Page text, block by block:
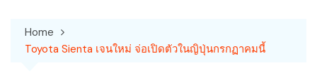
Home
Toyota Sienta เจนใหม่ จ่อเปิดตัวในญิปุ่นกรกฏาคมนี้